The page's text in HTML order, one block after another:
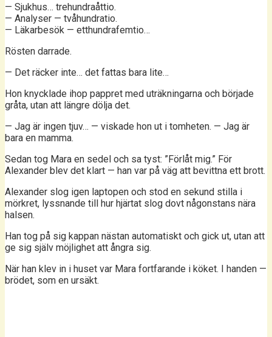
— Sjukhus… trehundraåttio.
— Analyser — tvåhundratio.
— Läkarbesök — etthundrafemtio…
Rösten darrade.
— Det räcker inte… det fattas bara lite…
Hon knycklade ihop pappret med uträkningarna och började
gråta, utan att längre dölja det.
— Jag är ingen tjuv… — viskade hon ut i tomheten. — Jag är
bara en mamma.
Sedan tog Mara en sedel och sa tyst: ”Förlåt mig.” För
Alexander blev det klart — han var på väg att bevittna ett brott.
Alexander slog igen laptopen och stod en sekund stilla i
mörkret, lyssnande till hur hjärtat slog dovt någonstans nära
halsen.
Han tog på sig kappan nästan automatiskt och gick ut, utan att
ge sig själv möjlighet att ångra sig.
När han klev in i huset var Mara fortfarande i köket. I handen —
brödet, som en ursäkt.